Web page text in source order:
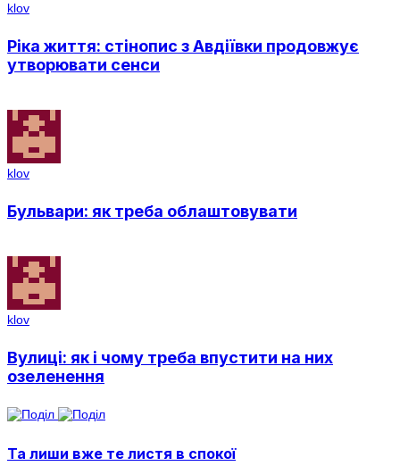
klov
Ріка життя: стінопис з Авдіївки продовжує
утворювати сенси
klov
Бульвари: як треба облаштовувати
klov
Вулиці: як і чому треба впустити на них
озеленення
Та лиши вже те листя в спокої